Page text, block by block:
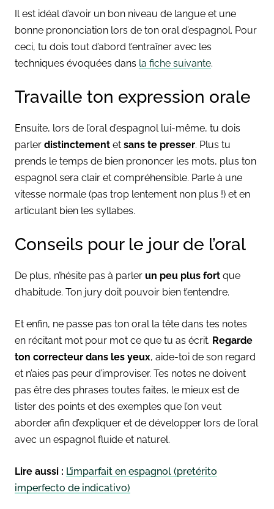
Il est idéal d’avoir un bon niveau de langue et une
bonne prononciation lors de ton oral d’espagnol. Pour
ceci, tu dois tout d’abord t’entraîner avec les
techniques évoquées dans la fiche suivante.
Travaille ton expression orale
Ensuite, lors de l’oral d’espagnol lui-même, tu dois
parler distinctement et sans te presser. Plus tu
prends le temps de bien prononcer les mots, plus ton
espagnol sera clair et compréhensible. Parle à une
vitesse normale (pas trop lentement non plus !) et en
articulant bien les syllabes.
Conseils pour le jour de l’oral
De plus, n’hésite pas à parler un peu plus fort que
d’habitude. Ton jury doit pouvoir bien t’entendre.
Et enfin, ne passe pas ton oral la tête dans tes notes
en récitant mot pour mot ce que tu as écrit. Regarde
ton correcteur dans les yeux, aide-toi de son regard
et n’aies pas peur d’improviser. Tes notes ne doivent
pas être des phrases toutes faites, le mieux est de
lister des points et des exemples que l’on veut
aborder afin d’expliquer et de développer lors de l’oral
avec un espagnol fluide et naturel.
Lire aussi : L’imparfait en espagnol (pretérito
imperfecto de indicativo)